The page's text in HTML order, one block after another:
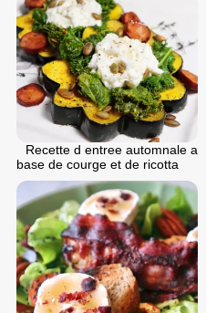
Recette d entree automnale a
base de courge et de ricotta